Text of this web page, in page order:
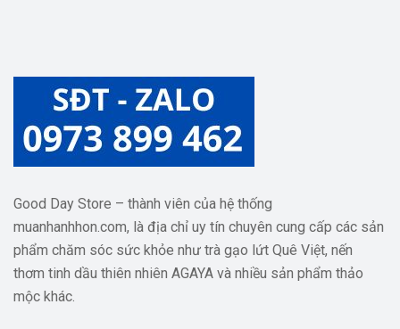
Good Day Store – thành viên của hệ thống
muanhanhhon.com, là địa chỉ uy tín chuyên cung cấp các sản
phẩm chăm sóc sức khỏe như trà gạo lứt Quê Việt, nến
thơm tinh dầu thiên nhiên AGAYA và nhiều sản phẩm thảo
mộc khác.